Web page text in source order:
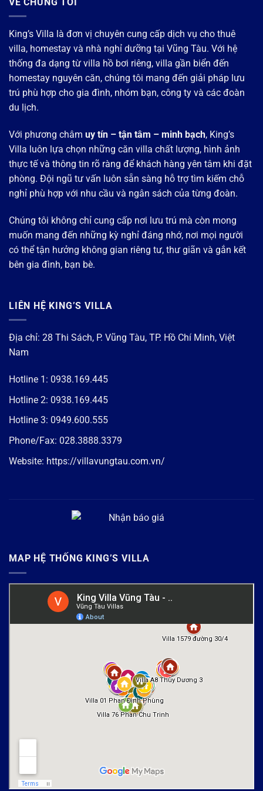
King’s Villa là đơn vị chuyên cung cấp dịch vụ cho thuê
villa, homestay và nhà nghỉ dưỡng tại Vũng Tàu. Với hệ
thống đa dạng từ villa hồ bơi riêng, villa gần biển đến
homestay nguyên căn, chúng tôi mang đến giải pháp lưu
trú phù hợp cho gia đình, nhóm bạn, công ty và các đoàn
du lịch.
Với phương châm uy tín – tận tâm – minh bạch, King’s
Villa luôn lựa chọn những căn villa chất lượng, hình ảnh
thực tế và thông tin rõ ràng để khách hàng yên tâm khi đặt
phòng. Đội ngũ tư vấn luôn sẵn sàng hỗ trợ tìm kiếm chỗ
nghỉ phù hợp với nhu cầu và ngân sách của từng đoàn.
Chúng tôi không chỉ cung cấp nơi lưu trú mà còn mong
muốn mang đến những kỳ nghỉ đáng nhớ, nơi mọi người
có thể tận hưởng không gian riêng tư, thư giãn và gắn kết
bên gia đình, bạn bè.
LIÊN HỆ KING’S VILLA
Địa chỉ: 28 Thi Sách, P. Vũng Tàu, TP. Hồ Chí Minh, Việt
Nam
Hotline 1: 0938.169.445
Hotline 2: 0938.169.445
Hotline 3: 0949.600.555
Phone/Fax: 028.3888.3379
Website: https://villavungtau.com.vn/
MAP HỆ THỐNG KING’S VILLA